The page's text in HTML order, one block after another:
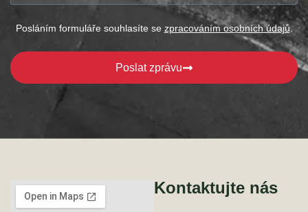
Posláním formuláře souhlasíte se zpracováním osobních údajů.
Poslat zprávu
Kontaktujte nás